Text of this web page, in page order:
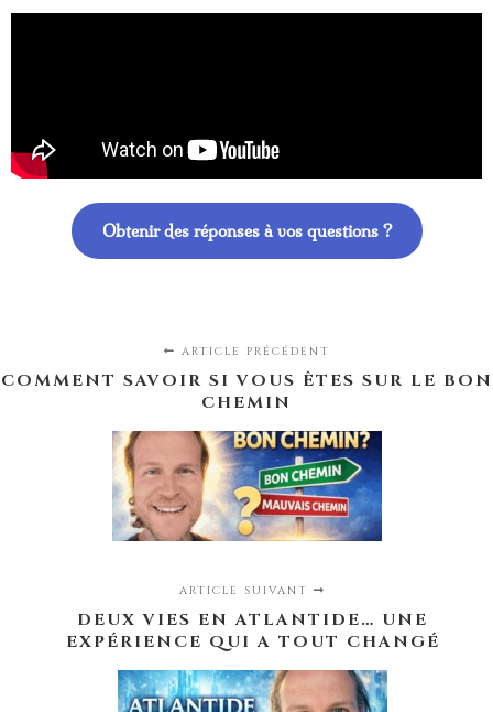
Obtenir des réponses à vos questions ?
ARTICLE PRÉCÉDENT
COMMENT SAVOIR SI VOUS ÊTES SUR LE BON
CHEMIN
ARTICLE SUIVANT
DEUX VIES EN ATLANTIDE… UNE
EXPÉRIENCE QUI A TOUT CHANGÉ